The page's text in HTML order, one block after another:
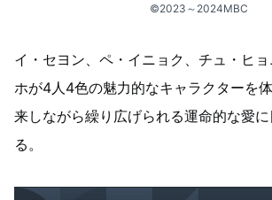
©2023～2024MBC
イ・セヨン、ペ・イニョク、チュ・ヒ
ホが4人4色の魅力的なキャラクターを
来しながら繰り広げられる運命的な愛
る。